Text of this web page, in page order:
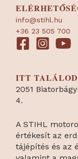
info@stihl.hu
+36 23 505 700
ITT TALÁLOD
2051
4.
A STIHL
értékesít az
tájépítés és az